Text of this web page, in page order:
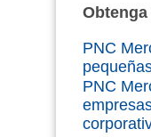
PNC
PNC